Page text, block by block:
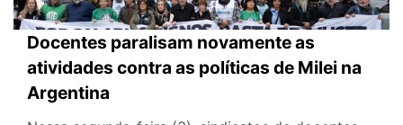
Docentes paralisam novamente as
atividades contra as políticas de Milei na
Argentina